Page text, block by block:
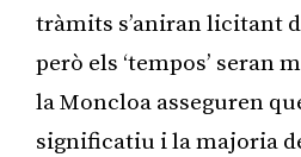
tràmits s’aniran licitant
però els ‘tempos’ seran
la Moncloa asseguren
significatiu i la majoria